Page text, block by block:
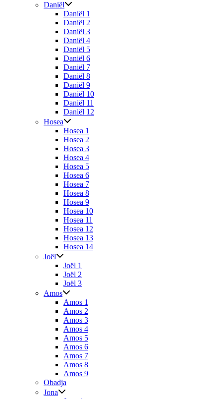
Daniël
Daniël 1
Daniël 2
Daniël 3
Daniël 4
Daniël 5
Daniël 6
Daniël 7
Daniël 8
Daniël 9
Daniël 10
Daniël 11
Daniël 12
Hosea
Hosea 1
Hosea 2
Hosea 3
Hosea 4
Hosea 5
Hosea 6
Hosea 7
Hosea 8
Hosea 9
Hosea 10
Hosea 11
Hosea 12
Hosea 13
Hosea 14
Joël
Joël 1
Joël 2
Joël 3
Amos
Amos 1
Amos 2
Amos 3
Amos 4
Amos 5
Amos 6
Amos 7
Amos 8
Amos 9
Obadja
Jona